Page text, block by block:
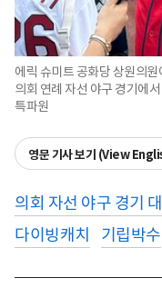
에릭 슈미트 공화당 상원의
의회 연례 자선 야구 경기에
특파원
영문 기사 보기 (View
의회 자선 야구 경기
다이빙캐치
기립박수